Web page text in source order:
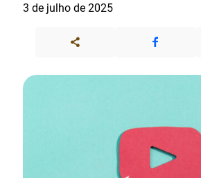
3 de julho de 2025